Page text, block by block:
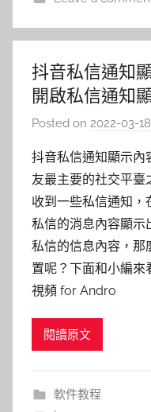
抖音私信通知
開啟私信通知
Posted on 2022-03-18
抖音私信通知顯示內
友最主要的社交平臺
收到一些私信通知，
私信的消息內容顯示
私信的信息內容，那
置呢？下面和小編來
視頻 for Andro
閱讀原文
軟件教程